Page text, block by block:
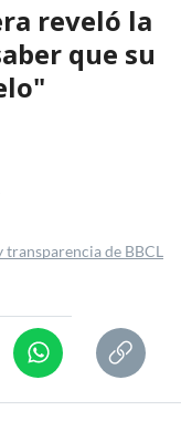
reveló la
que su
transparencia de BBCL